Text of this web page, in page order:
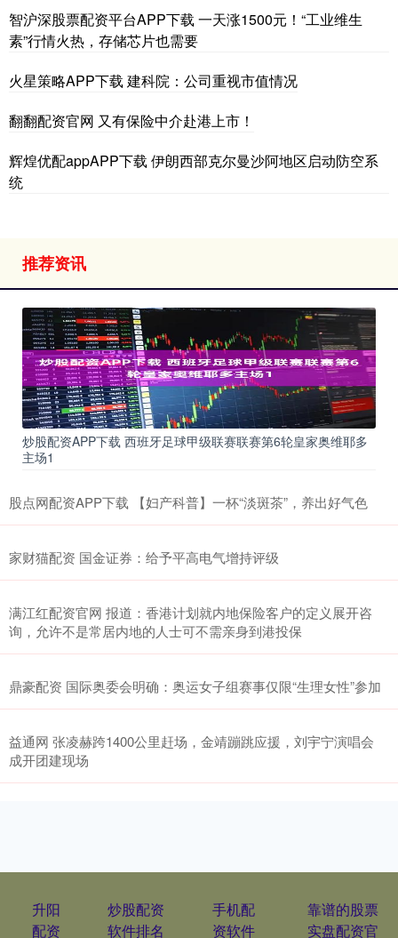
智沪深股票配资平台APP下载 一天涨1500元！“工业维生
素”行情火热，存储芯片也需要
火星策略APP下载 建科院：公司重视市值情况
翻翻配资官网 又有保险中介赴港上市！
辉煌优配appAPP下载 伊朗西部克尔曼沙阿地区启动防空系
统
推荐资讯
炒股配资APP下载 西班牙足球甲级联赛联赛第6轮皇家奥维耶多
主场1
股点网配资APP下载 【妇产科普】一杯“淡斑茶”，养出好气色
家财猫配资 国金证券：给予平高电气增持评级
满江红配资官网 报道：香港计划就内地保险客户的定义展开咨
询，允许不是常居内地的人士可不需亲身到港投保
鼎豪配资 国际奥委会明确：奥运女子组赛事仅限“生理女性”参加
益通网 张凌赫跨1400公里赶场，金靖蹦跳应援，刘宇宁演唱会
成开团建现场
升阳
配资
炒股配资
软件排名
手机配
资软件
靠谱的股票
实盘配资官